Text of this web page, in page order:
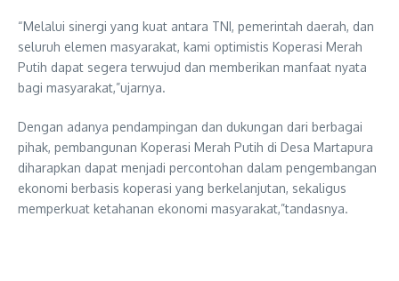
“Melalui sinergi yang kuat antara TNI, pemerintah daerah, dan
seluruh elemen masyarakat, kami optimistis Koperasi Merah
Putih dapat segera terwujud dan memberikan manfaat nyata
bagi masyarakat,”ujarnya.
Dengan adanya pendampingan dan dukungan dari berbagai
pihak, pembangunan Koperasi Merah Putih di Desa Martapura
diharapkan dapat menjadi percontohan dalam pengembangan
ekonomi berbasis koperasi yang berkelanjutan, sekaligus
memperkuat ketahanan ekonomi masyarakat,”tandasnya.